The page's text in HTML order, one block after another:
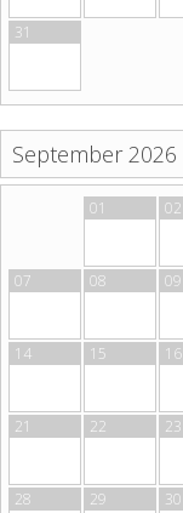
31
September 2026
01 02
07 08 09
14 15 16
21 22 23
28 29 30